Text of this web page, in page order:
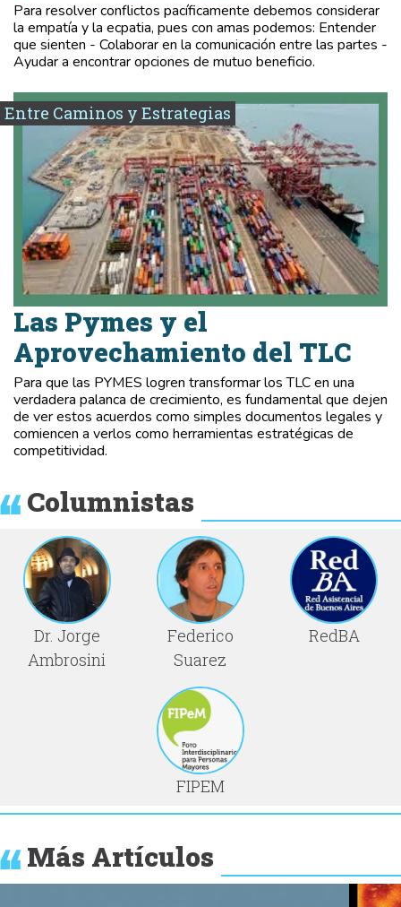
Para resolver conflictos pacíficamente debemos considerar
la empatía y la ecpatia, pues con amas podemos: Entender
que sienten - Colaborar en la comunicación entre las partes -
Ayudar a encontrar opciones de mutuo beneficio.
Entre Caminos y Estrategias
Las Pymes y el
Aprovechamiento del TLC
Para que las PYMES logren transformar los TLC en una
verdadera palanca de crecimiento, es fundamental que dejen
de ver estos acuerdos como simples documentos legales y
comiencen a verlos como herramientas estratégicas de
competitividad.
Columnistas
Dr. Jorge
Ambrosini
Federico
Suarez
RedBA
FIPEM
Más Artículos